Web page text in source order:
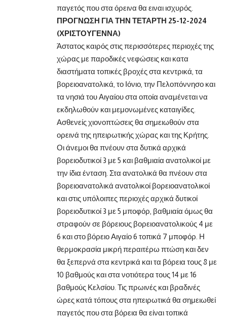
παγετός που στα όρεινα θα ειναι ισχυρός.
ΠΡΟΓΝΩΣΗ ΓΙΑ ΤΗΝ ΤΕΤΑΡΤΗ 25-12-2024
(ΧΡΙΣΤΟΥΓΕΝΝΑ)
Άστατος καιρός στις περισσότερες περιοχές της
χώρας με παροδικές νεφώσεις και κατα
διαστήματα τοπικές βροχές στα κεντρικά, τα
βορειοανατολικά, το Ιόνιο, την Πελοπόννησο και
τα νησιά του Αιγαίου στα οποία αναμένεται να
εκδηλωθούν και μεμονωμένες καταιγίδες.
Ασθενείς χιονοπτώσεις θα σημειωθούν στα
ορεινά της ηπειρωτικής χώρας και της Κρήτης.
Οι άνεμοι θα πνέουν στα δυτικά αρχικά
βορειοδυτικοί 3 με 5 και βαθμιαία ανατολικοί με
την ίδια ένταση. Στα ανατολικά θα πνέουν στα
βορειοανατολικά ανατολικοί βορειοανατολικοί
και στις υπόλοιπες περιοχές αρχικά δυτικοί
βορειοδυτικοί 3 με 5 μποφόρ, βαθμιαία όμως θα
στραφούν σε βόρειους βορειοανατολικούς 4 με
6 και στο βόρειο Αιγαίο 6 τοπικά 7 μποφόρ. Η
θερμοκρασία μικρή περαιτέρω πτώση και δεν
θα ξεπερνά στα κεντρικά και τα βόρεια τους 8 με
10 βαθμούς και στα νοτιότερα τους 14 με 16
βαθμούς Κελσίου. Τις πρωινές και βραδινές
ώρες κατά τόπους στα ηπειρωτικά θα σημειωθεί
παγετός που στα βόρεια θα είναι τοπικά